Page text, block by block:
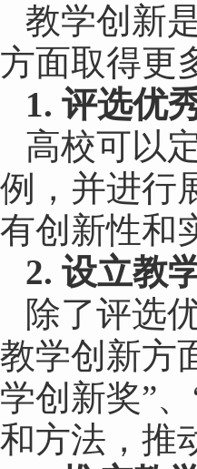
教学创新
方面取得更
1. 评选优
高校可以
例，并进行
有创新性和
2. 设立教
除了评选
教学创新方
学创新奖”
和方法，推